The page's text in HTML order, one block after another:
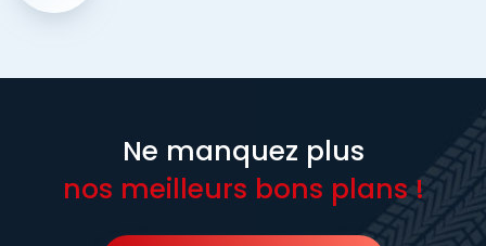
Ne manquez plus
nos meilleurs bons plans !